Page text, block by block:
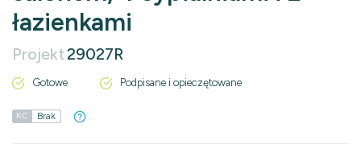
łazienkami
Projekt29027R
Gotowe Podpisane i opieczętowane
KC Brak